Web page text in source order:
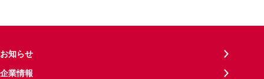
お知らせ
企業情報